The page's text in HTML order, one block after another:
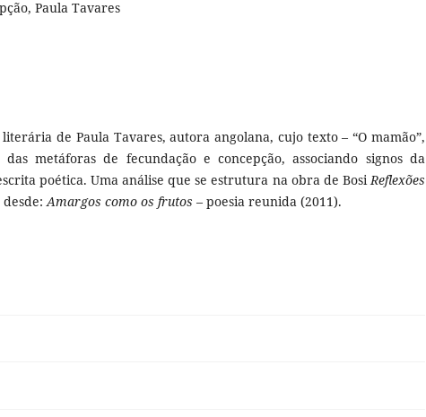
Paula Tavares
de Paula Tavares, autora angolana, cujo texto – “O mamão”,
metáforas de fecundação e concepção, associando signos da
poética. Uma análise que se estrutura na obra de BosiReflexões
desde:Amargos como os frutos – poesia reunida (2011).